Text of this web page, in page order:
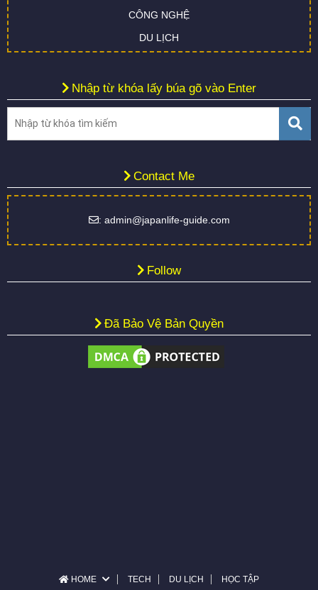
CÔNG NGHỆ
DU LỊCH
Nhập từ khóa lấy búa gõ vào Enter
Contact Me
: admin@japanlife-guide.com
Follow
Đã Bảo Vệ Bản Quyền
HOME TECH DU LỊCH HỌC TẬP